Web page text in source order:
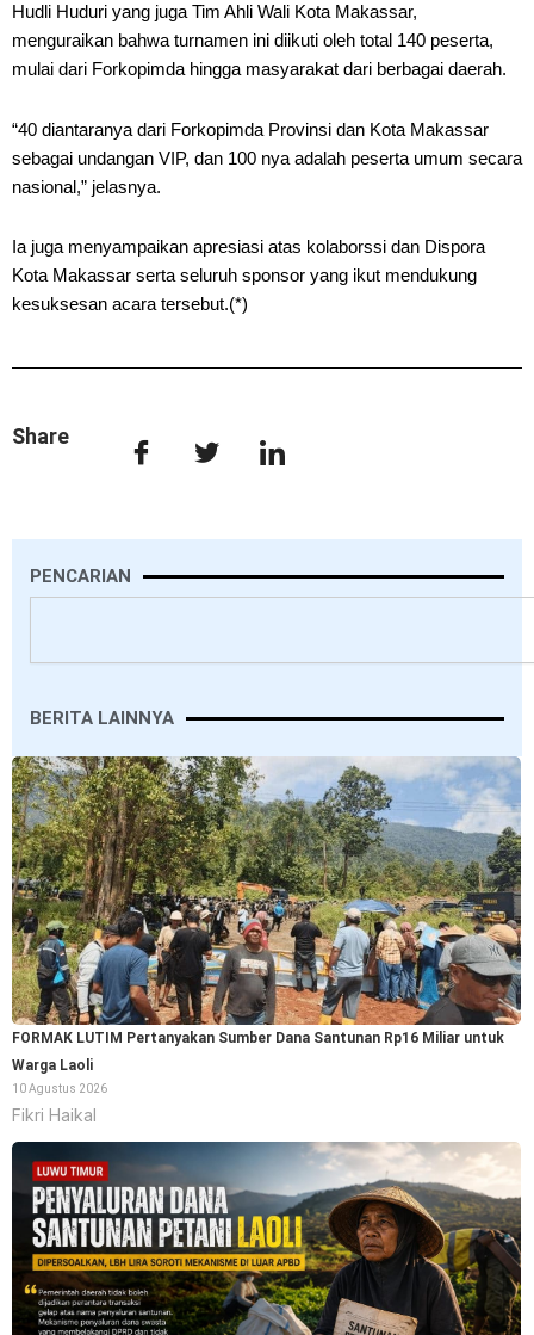
Hudli Huduri yang juga Tim Ahli Wali Kota Makassar,
menguraikan bahwa turnamen ini diikuti oleh total 140 peserta,
mulai dari Forkopimda hingga masyarakat dari berbagai daerah.
“40 diantaranya dari Forkopimda Provinsi dan Kota Makassar
sebagai undangan VIP, dan 100 nya adalah peserta umum secara
nasional,” jelasnya.
Ia juga menyampaikan apresiasi atas kolaborssi dan Dispora
Kota Makassar serta seluruh sponsor yang ikut mendukung
kesuksesan acara tersebut.(*)
Share
PENCARIAN
BERITA LAINNYA
FORMAK LUTIM Pertanyakan Sumber Dana Santunan Rp16 Miliar untuk
Warga Laoli
10 Agustus 2026
Fikri Haikal